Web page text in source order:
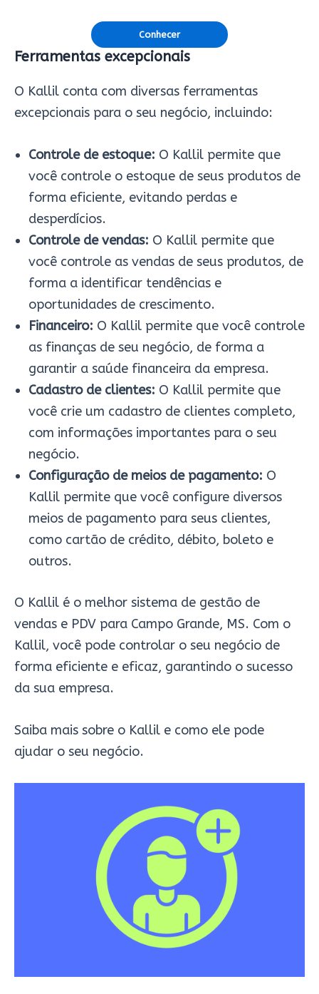
Conhecer
Ferramentas excepcionais
O Kallil conta com diversas ferramentas
excepcionais para o seu negócio, incluindo:
Controle de estoque: O Kallil permite que
você controle o estoque de seus produtos de
forma eficiente, evitando perdas e
desperdícios.
Controle de vendas: O Kallil permite que
você controle as vendas de seus produtos, de
forma a identificar tendências e
oportunidades de crescimento.
Financeiro: O Kallil permite que você controle
as finanças de seu negócio, de forma a
garantir a saúde financeira da empresa.
Cadastro de clientes: O Kallil permite que
você crie um cadastro de clientes completo,
com informações importantes para o seu
negócio.
Configuração de meios de pagamento: O
Kallil permite que você configure diversos
meios de pagamento para seus clientes,
como cartão de crédito, débito, boleto e
outros.
O Kallil é o melhor sistema de gestão de
vendas e PDV para Campo Grande, MS. Com o
Kallil, você pode controlar o seu negócio de
forma eficiente e eficaz, garantindo o sucesso
da sua empresa.
Saiba mais sobre o Kallil e como ele pode
ajudar o seu negócio.